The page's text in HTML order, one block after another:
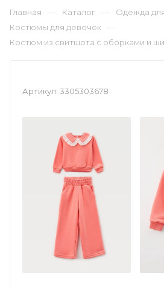
Главная — Каталог — Одежда
Костюмы для девочек —
Костюм из свитшота с оборками и
Артикул: 3305303678